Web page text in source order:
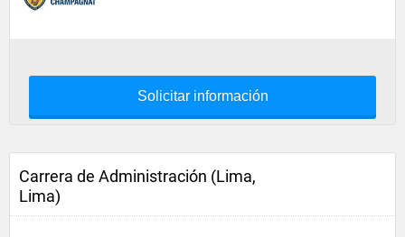
Solicitar información
Carrera de Administración (Lima,
Lima)